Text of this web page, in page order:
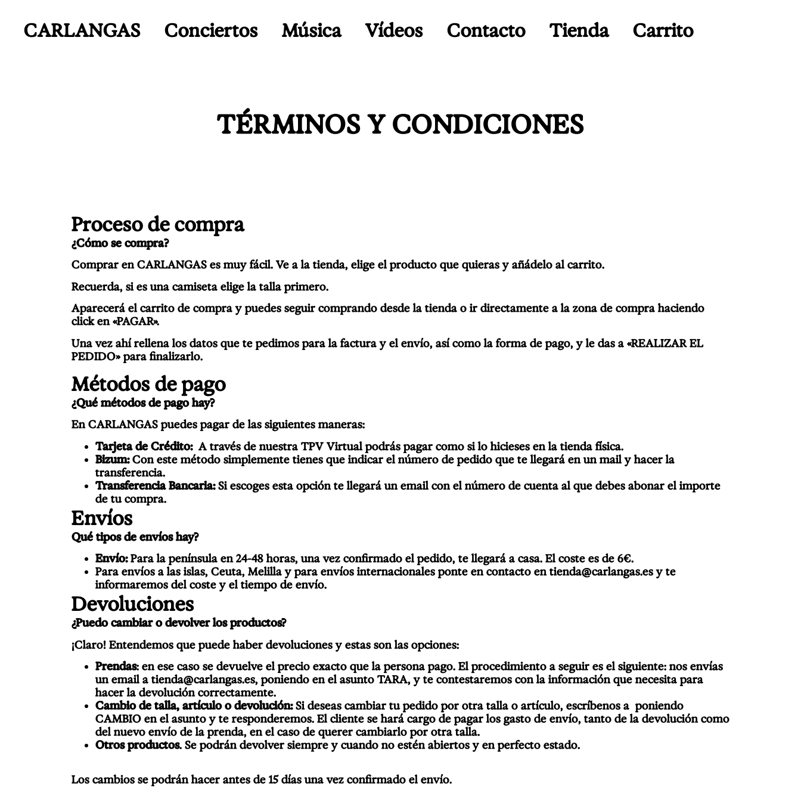
CARLANGAS Conciertos Música Vídeos Contacto Tienda Carrito
TÉRMINOS Y CONDICIONES
Proceso de compra
¿Cómo se compra?
Comprar en CARLANGAS es muy fácil. Ve a la tienda, elige el producto que quieras y añádelo al carrito.
Recuerda, si es una camiseta elige la talla primero.
Aparecerá el carrito de compra y puedes seguir comprando desde la tienda o ir directamente a la zona de compra haciendo
click en «PAGAR».
Una vez ahí rellena los datos que te pedimos para la factura y el envío, así como la forma de pago, y le das a «REALIZAR EL
PEDIDO» para finalizarlo.
Métodos de pago
¿Qué métodos de pago hay?
En CARLANGAS puedes pagar de las siguientes maneras:
Tarjeta de Crédito:A través de nuestra TPV Virtual podrás pagar como si lo hicieses en la tienda física.
Bizum:Con este método simplemente tienes que indicar el número de pedido que te llegará en un mail y hacer la
transferencia.
Transferencia Bancaria:Si escoges esta opción te llegará un email con el número de cuenta al que debes abonar el importe
de tu compra.
Envíos
Qué tipos de envíos hay?
Envío:Para la península en 24-48 horas, una vez confirmado el pedido, te llegará a casa. El coste es de 6€.
Para envíos a las islas, Ceuta, Melilla y para envíos internacionales ponte en contacto entienda@carlangas.esy te
informaremos del coste y el tiempo de envío.
Devoluciones
¿Puedo cambiar o devolver los productos?
¡Claro! Entendemos que puede haber devoluciones y estas son las opciones:
Prendas: en ese caso se devuelve el precio exacto que la persona pago. El procedimiento a seguir es el siguiente: nos envías
un email a tienda@carlangas.es, poniendo en el asunto TARA, y te contestaremos con la información que necesita para
hacer la devolución correctamente.
Cambio de talla, artículo o devolución:Si deseas cambiar tu pedido por otra talla o artículo, escríbenos a poniendo
CAMBIO en el asunto y te responderemos. El cliente se hará cargo de pagar los gasto de envío, tanto de la devolución como
del nuevo envío de la prenda, en el caso de querer cambiarlo por otra talla.
Otros productos. Se podrán devolver siempre y cuando no estén abiertos y en perfecto estado.
Los cambios se podrán hacer antes de 15 días una vez confirmado el envío.